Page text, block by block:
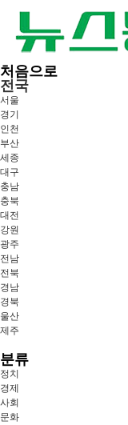
처음으로
전국
서울
경기
인천
부산
세종
대구
충남
충북
대전
강원
광주
전남
전북
경남
경북
울산
제주
분류
정치
경제
사회
문화